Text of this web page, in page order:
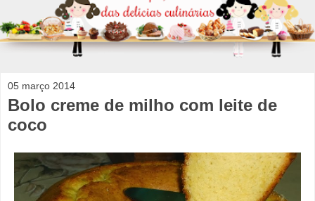
05 março 2014
Bolo creme de milho com leite de
coco